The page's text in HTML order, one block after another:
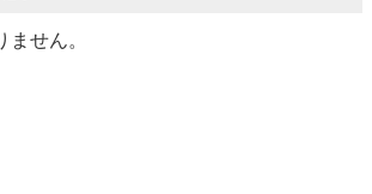
ません。